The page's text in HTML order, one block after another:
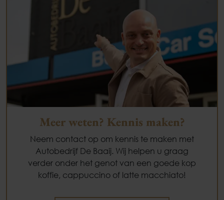
Meer weten? Kennis maken?
Neem contact op om kennis te maken met
Autobedrijf De Baaij. Wij helpen u graag
verder onder het genot van een goede kop
koffie, cappuccino of latte macchiato!